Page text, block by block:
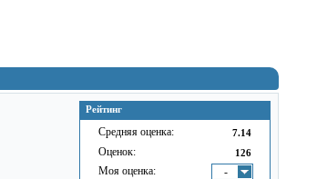
Рейтинг
Средняя оценка: 7.14
Оценок: 126
Моя оценка: -